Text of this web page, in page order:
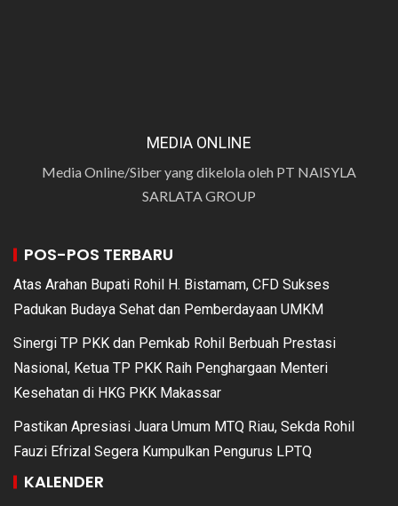
MEDIA ONLINE
Media Online/Siber yang dikelola oleh PT NAISYLA
SARLATA GROUP
POS-POS TERBARU
Atas Arahan Bupati Rohil H. Bistamam, CFD Sukses
Padukan Budaya Sehat dan Pemberdayaan UMKM
Sinergi TP PKK dan Pemkab Rohil Berbuah Prestasi
Nasional, Ketua TP PKK Raih Penghargaan Menteri
Kesehatan di HKG PKK Makassar
Pastikan Apresiasi Juara Umum MTQ Riau, Sekda Rohil
Fauzi Efrizal Segera Kumpulkan Pengurus LPTQ
KALENDER